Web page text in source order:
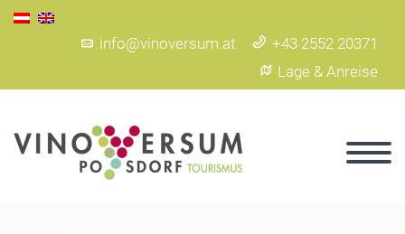
info@vinoversum.at
+43 2552 20371
Lage & Anreise